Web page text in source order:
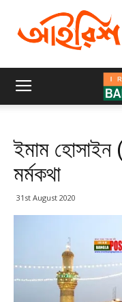
ইমাম হোসাইন
মর্মকথা
31st August 2020